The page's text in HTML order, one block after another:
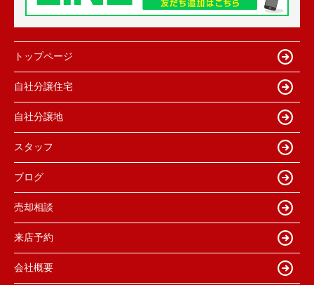
トップページ
自社分譲住宅
自社分譲地
スタッフ
ブログ
売却相談
来店予約
会社概要